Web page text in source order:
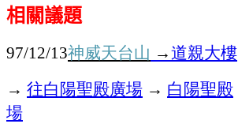
相關議題
97/12/13神威天台山 →道親大樓
→ 往白陽聖殿廣場 → 白陽聖殿
場